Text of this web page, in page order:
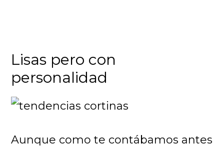
Lisas pero con
personalidad
Aunque como te contábamos antes